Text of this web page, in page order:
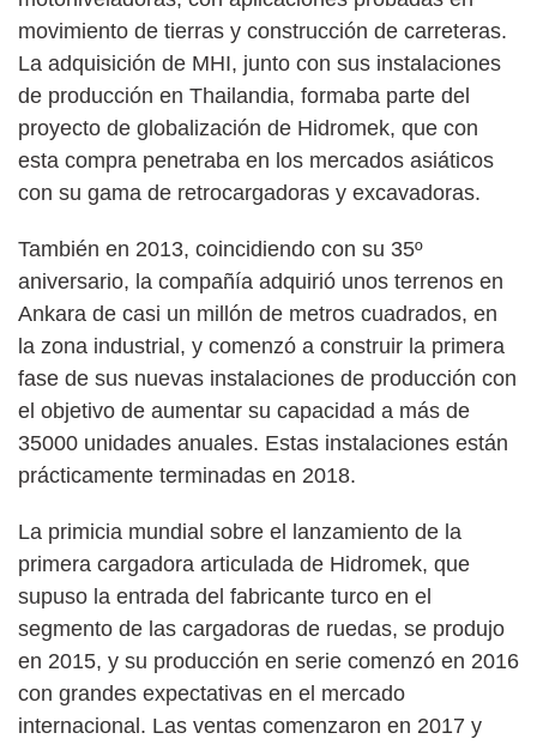
movimiento de tierras y construcción de carreteras.
La adquisición de MHI, junto con sus instalaciones
de producción en Thailandia, formaba parte del
proyecto de globalización de Hidromek, que con
esta compra penetraba en los mercados asiáticos
con su gama de retrocargadoras y excavadoras.
También en 2013, coincidiendo con su 35º
aniversario, la compañía adquirió unos terrenos en
Ankara de casi un millón de metros cuadrados, en
la zona industrial, y comenzó a construir la primera
fase de sus nuevas instalaciones de producción con
el objetivo de aumentar su capacidad a más de
35000 unidades anuales. Estas instalaciones están
prácticamente terminadas en 2018.
La primicia mundial sobre el lanzamiento de la
primera cargadora articulada de Hidromek, que
supuso la entrada del fabricante turco en el
segmento de las cargadoras de ruedas, se produjo
en 2015, y su producción en serie comenzó en 2016
con grandes expectativas en el mercado
internacional. Las ventas comenzaron en 2017 y